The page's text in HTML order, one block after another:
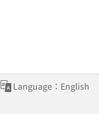
Language：English